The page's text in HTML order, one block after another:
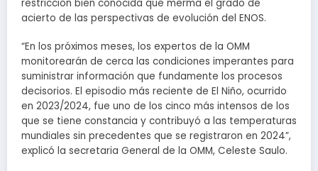
restricción bien conocida que merma el grado de
acierto de las perspectivas de evolución del ENOS.
“En los próximos meses, los expertos de la OMM
monitorearán de cerca las condiciones imperantes para
suministrar información que fundamente los procesos
decisorios. El episodio más reciente de El Niño, ocurrido
en 2023/2024, fue uno de los cinco más intensos de los
que se tiene constancia y contribuyó a las temperaturas
mundiales sin precedentes que se registraron en 2024”,
explicó la secretaria General de la OMM, Celeste Saulo.